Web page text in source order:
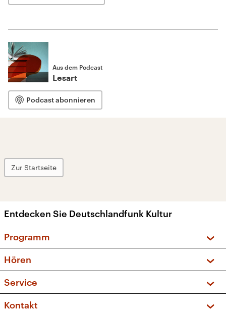
Aus dem Podcast
Lesart
Podcast abonnieren
Zur Startseite
Entdecken Sie Deutschlandfunk Kultur
Programm
Sendungen und Podcasts
Musikliste
Kakadu – Das Kinderprogramm
Hören
Frequenzen (UKW + DAB+)
Service
FAQ
Kontakt